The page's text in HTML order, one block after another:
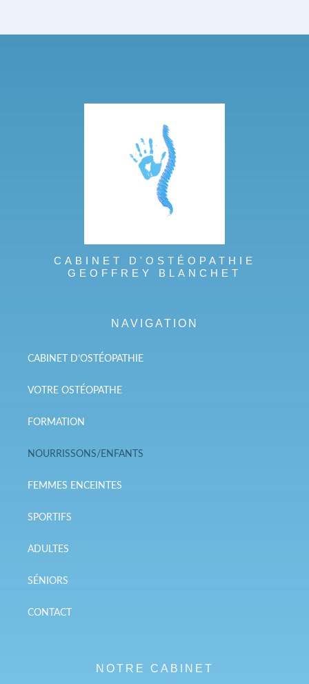
CABINET D'OSTÉOPATHIE
GEOFFREY BLANCHET
NAVIGATION
CABINET D’OSTÉOPATHIE
VOTRE OSTÉOPATHE
FORMATION
NOURRISSONS/ENFANTS
FEMMES ENCEINTES
SPORTIFS
ADULTES
SÉNIORS
CONTACT
NOTRE CABINET